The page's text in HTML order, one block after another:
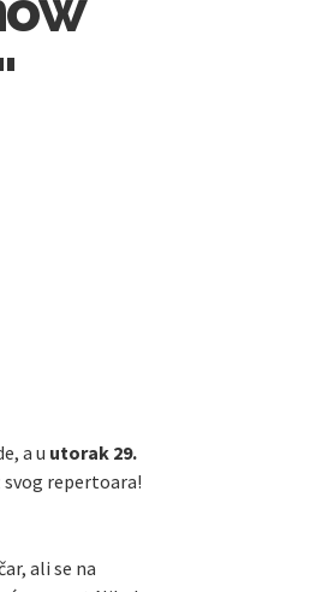
a u utorak 29.
svog repertoara!
ali se na